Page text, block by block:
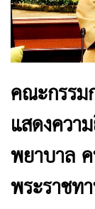
คณะกรรม
แสดงควา
พยาบาล
พระราชท